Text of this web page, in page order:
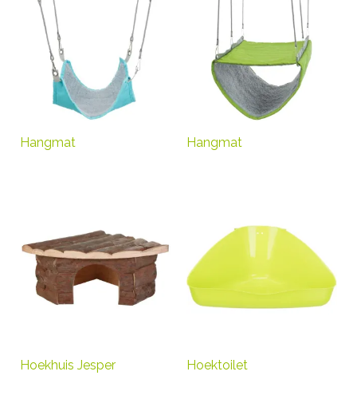
Hangmat Hangmat
Hoekhuis Jesper Hoektoilet